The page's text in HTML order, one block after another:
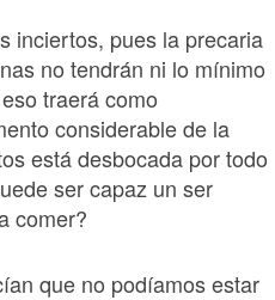
inciertos, pues la precaria
no tendrán ni lo mínimo
traerá como
considerable de la
está desbocada por todo
ser capaz un ser
comer?
que no podíamos estar